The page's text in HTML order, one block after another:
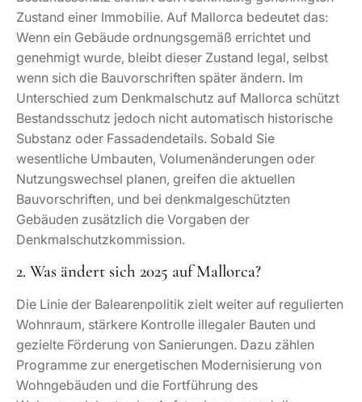
wesentliche Umbauten, Volumenänderungen oder
Nutzungswechsel planen, greifen die aktuellen
Bauvorschriften, und bei denkmalgeschützten
Gebäuden zusätzlich die Vorgaben der
Denkmalschutzkommission.
2. Was ändert sich 2025 auf Mallorca?
Die Linie der Balearenpolitik zielt weiter auf regulierten
Wohnraum, stärkere Kontrolle illegaler Bauten und
gezielte Förderung von Sanierungen. Dazu zählen
Programme zur energetischen Modernisierung von
Wohngebäuden und die Fortführung des
Umwandlung von Bestandsgebäuden in zusätzliche
Wohnungen regelt. Für den Denkmalschutz auf
Mallorca bedeutet das: Historische Objekte rücken
stärker in den Fokus, sowohl als zu schützende
Kulturgüter als auch als Potenzialträger für neuen
Wohnraum – vorausgesetzt, Projekte respektieren
Architektur und Baurecht.